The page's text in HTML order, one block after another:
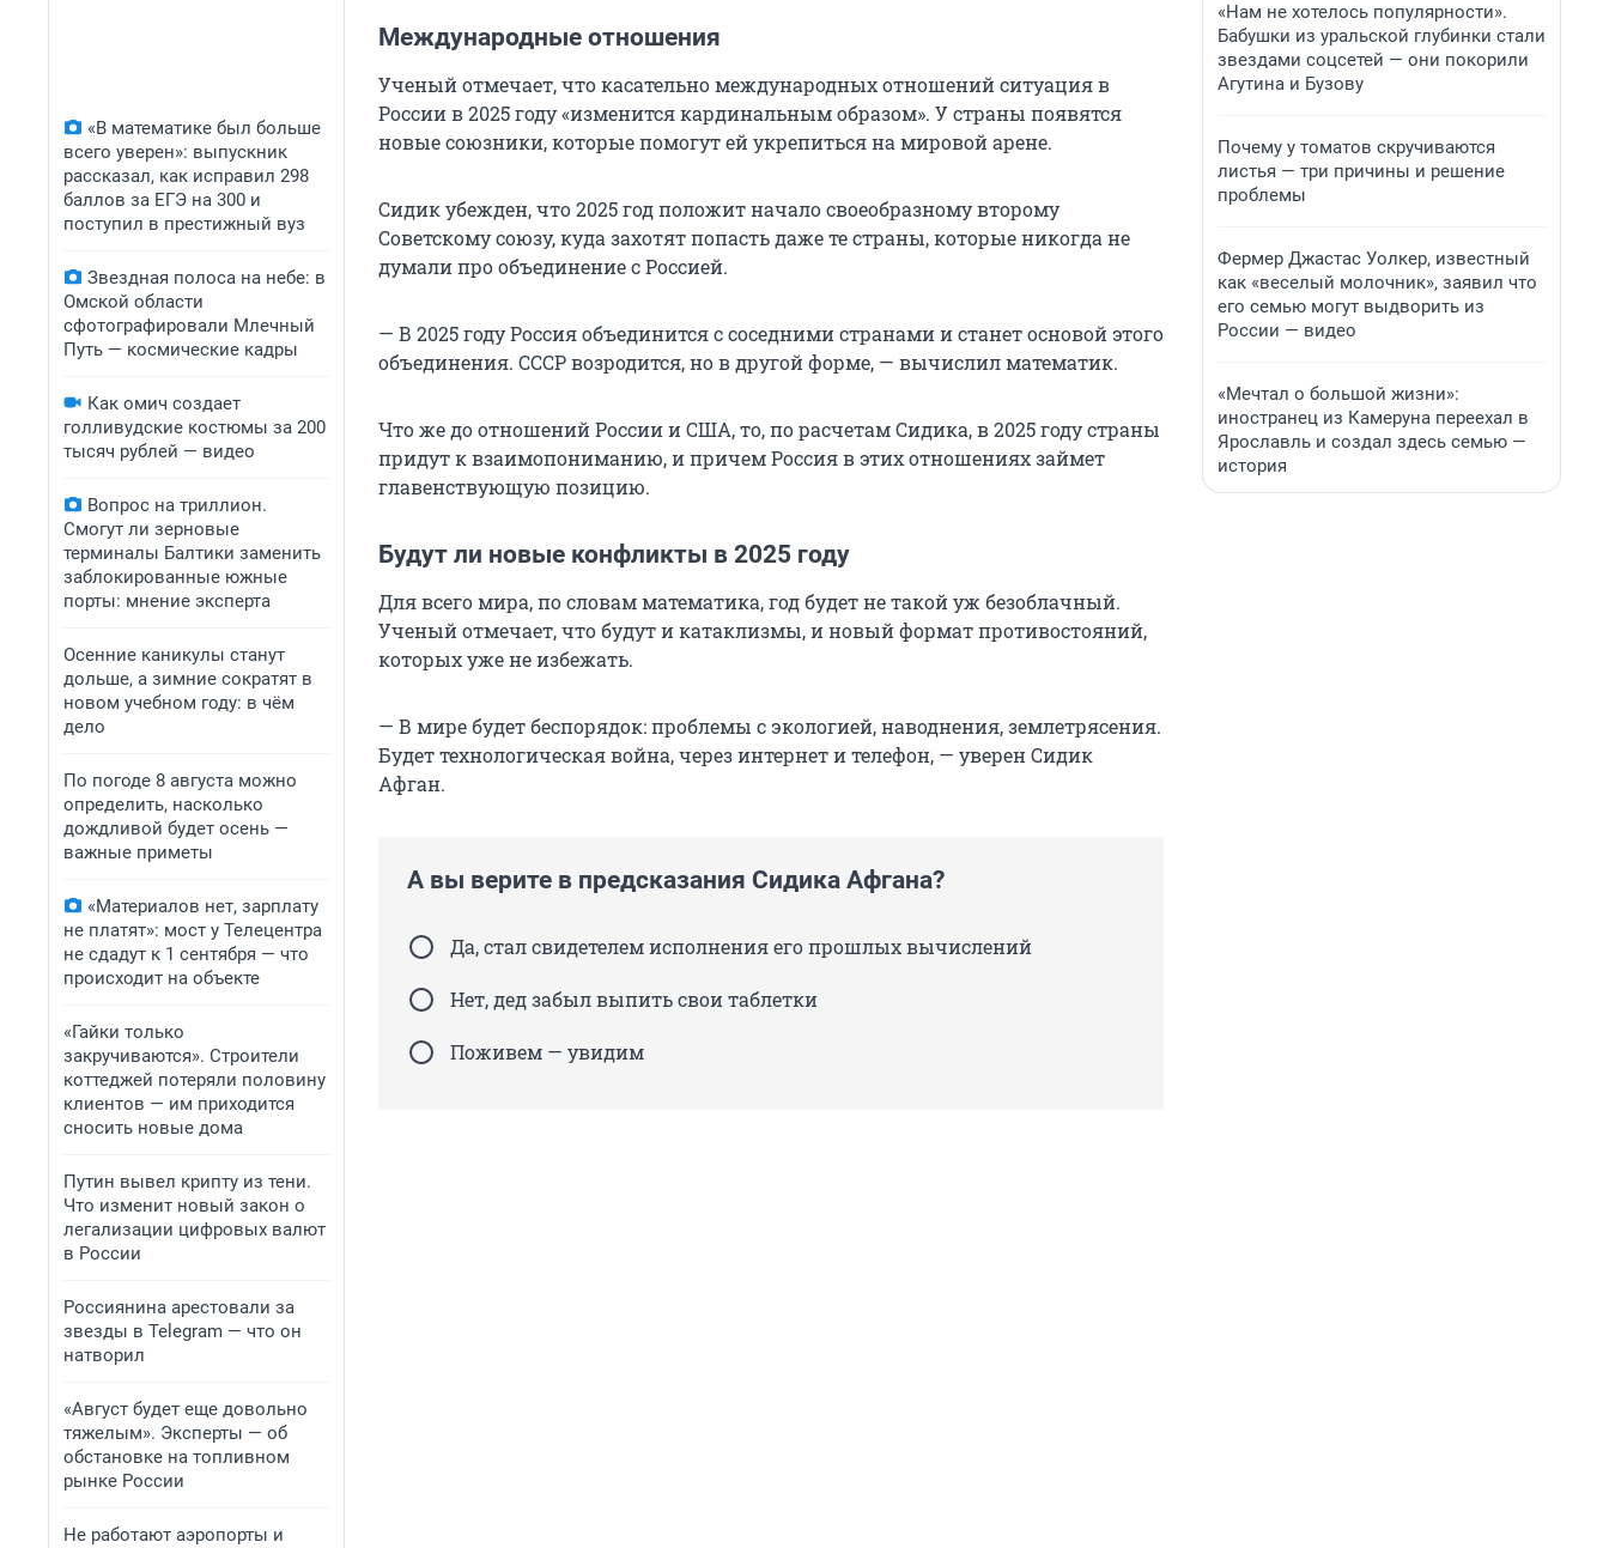
«В математике был больше
всего уверен»: выпускник
рассказал, как исправил 298
баллов за ЕГЭ на 300 и
поступил в престижный вуз
Звездная полоса на небе: в
Омской области
сфотографировали Млечный
Путь — космические кадры
Как омич создает
голливудские костюмы за 200
тысяч рублей — видео
Вопрос на триллион.
Смогут ли зерновые
терминалы Балтики заменить
заблокированные южные
порты: мнение эксперта
Осенние каникулы станут
дольше, а зимние сократят в
новом учебном году: в чём
дело
По погоде 8 августа можно
определить, насколько
дождливой будет осень —
важные приметы
«Материалов нет, зарплату
не платят»: мост у Телецентра
не сдадут к 1 сентября — что
происходит на объекте
«Гайки только
закручиваются». Строители
коттеджей потеряли половину
клиентов — им приходится
сносить новые дома
Путин вывел крипту из тени.
Что изменит новый закон о
легализации цифровых валют
в России
Россиянина арестовали за
звезды в Telegram — что он
натворил
«Август будет еще довольно
тяжелым». Эксперты — об
обстановке на топливном
рынке России
Не работают аэропорты и
Международные отношения
Ученый отмечает, что касательно международных отношений ситуация в
России в 2025 году «изменится кардинальным образом». У страны появятся
новые союзники, которые помогут ей укрепиться на мировой арене.
Сидик убежден, что 2025 год положит начало своеобразному второму
Советскому союзу, куда захотят попасть даже те страны, которые никогда не
думали про объединение с Россией.
— В 2025 году Россия объединится с соседними странами и станет основой этого
объединения. СССР возродится, но в другой форме, — вычислил математик.
Что же до отношений России и США, то, по расчетам Сидика, в 2025 году страны
придут к взаимопониманию, и причем Россия в этих отношениях займет
главенствующую позицию.
Будут ли новые конфликты в 2025 году
Для всего мира, по словам математика, год будет не такой уж безоблачный.
Ученый отмечает, что будут и катаклизмы, и новый формат противостояний,
которых уже не избежать.
— В мире будет беспорядок: проблемы с экологией, наводнения, землетрясения.
Будет технологическая война, через интернет и телефон, — уверен Сидик
Афган.
А вы верите в предсказания Сидика Афгана?
Да, стал свидетелем исполнения его прошлых вычислений
Нет, дед забыл выпить свои таблетки
Поживем — увидим
«Нам не хотелось популярности».
Бабушки из уральской глубинки стали
звездами соцсетей — они покорили
Агутина и Бузову
Почему у томатов скручиваются
листья — три причины и решение
проблемы
Фермер Джастас Уолкер, известный
как «веселый молочник», заявил что
его семью могут выдворить из
России — видео
«Мечтал о большой жизни»:
иностранец из Камеруна переехал в
Ярославль и создал здесь семью —
история